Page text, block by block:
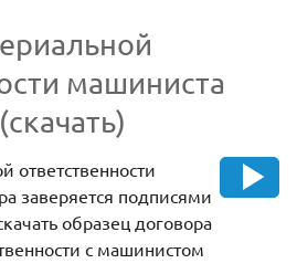
машиниста
ответственности
заверяется подписями
образец договора
с машинистом